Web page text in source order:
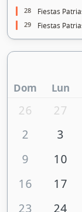
28 Fiestas
29 Fiestas
Dom Lun
26 27
2
3
9
10
16
17
23
24